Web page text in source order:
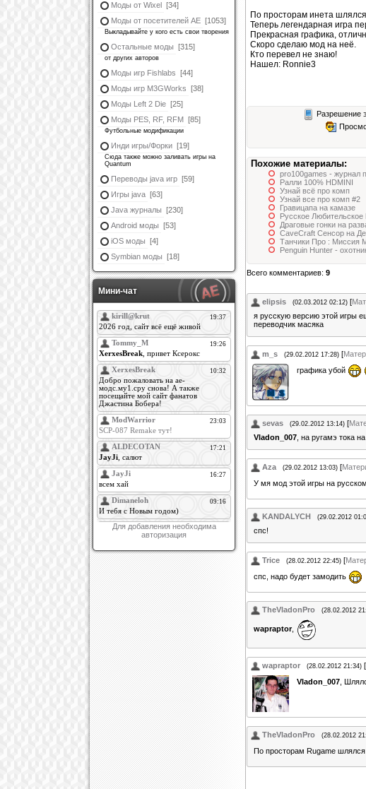
Моды от Wixel [34]
Моды от посетителей АЕ [1053]
Выкладывайте у кого есть свои творения
Остальные моды [315]
от других авторов
Моды игр Fishlabs [44]
Моды игр M3GWorks [38]
Моды Left 2 Die [25]
Моды PES, RF, RFM [85]
Футбольные модификации
Инди игры/Форки [19]
Сюда также можно заливать игры на
Quantum
Переводы java игр [59]
Игры java [63]
Java журналы [230]
Android моды [53]
iOS моды [4]
Symbian моды [18]
Мини-чат
Для добавления необходима
авторизация
По просторам инета
Теперь легендарная игра
Прекрасная графика,
Скоро сделаю мод на неё.
Кто перевел не знаю!
Нашел: Ronnie3
Разрешение
Похожие материалы:
pro100games - журнал
Ралли 100% HDMINI
Узнай всё про комп
Узнай все про комп #2
Гравицапа на камазе
Русское
Драговые гонки на
CaveCraft Сенсор на
Танчики Про : Миссия
Penguin Hunter -
Всего комментариев: 9
elipsis
(02.03.2012 02:12) [
я русскую версию этой игры
переводчик масяка
m_s (29.02.2012 17:28) [
графика убой
sevas (29.02.2012 13:14) [
Vladon_007 , на ругамэ тока
Aza (29.02.2012 13:03) [
У мя мод этой игры на
KANDALYCH (29.02.2012
спс!
Trice (28.02.2012 22:45) [
спс, надо будет замодить
TheVladonPro (28.02.2012
wapraptor,
wapraptor (28.02.2012 21:34) [
Vladon_007 ,
TheVladonPro (28.02.2012
По просторам Rugame